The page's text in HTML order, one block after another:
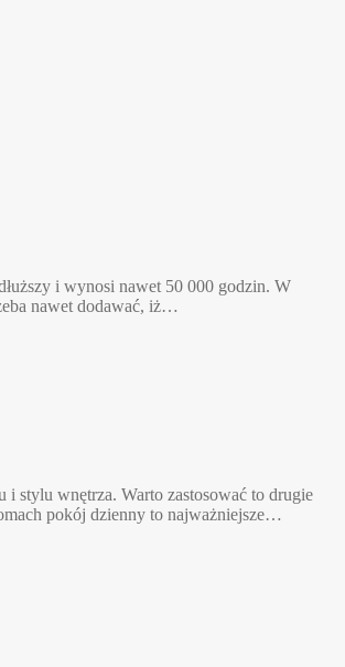
i wynosi nawet 50 000 godzin. W
nawet dodawać, iż…
stylu wnętrza. Warto zastosować to drugie
pokój dzienny to najważniejsze…